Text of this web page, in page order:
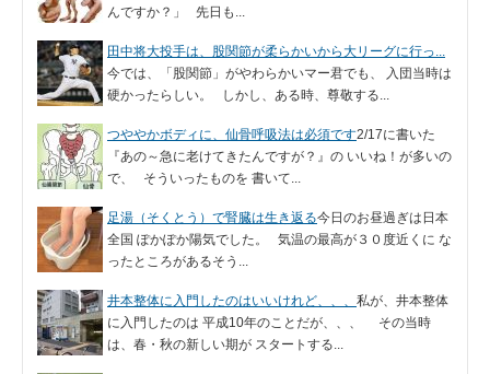
んですか？」 先日も...
田中将大投手は、股関節が柔らかいから大リーグに行っ...
今では、「股関節」がやわらかいマー君でも、 入団当時は
硬かったらしい。 しかし、ある時、尊敬する...
つややかボディに、仙骨呼吸法は必須です2/17に書いた
『あの～急に老けてきたんですが？』の いいね！が多いの
で、 そういったものを 書いて...
足湯（そくとう）で腎臓は生き返る今日のお昼過ぎは日本
全国 ぽかぽか陽気でした。 気温の最高が３０度近くに な
ったところがあるそう...
井本整体に入門したのはいいけれど、、、 私が、井本整体
に入門したのは 平成10年のことだが、、、 その当時
は、春・秋の新しい期が スタートする...